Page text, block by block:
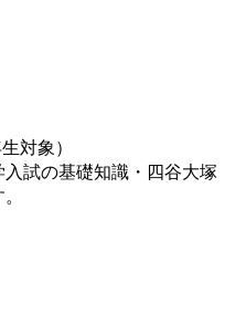
対象）
試の基礎知識・四谷大塚